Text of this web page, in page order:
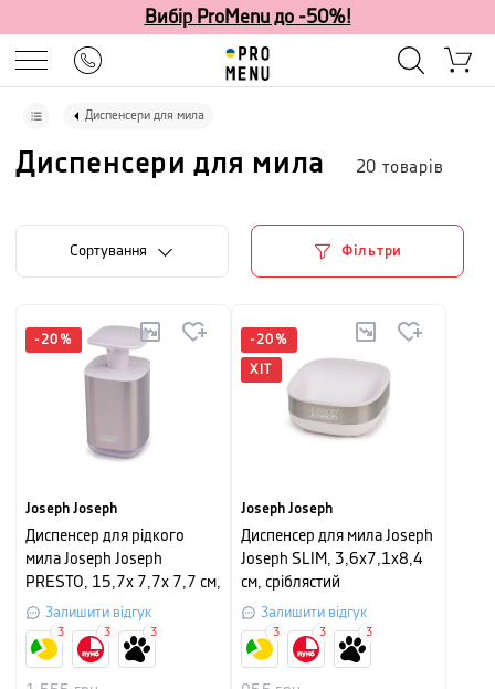
Вибір ProMenu до -50%!
Диспенсери для мила
Диспенсери для мила 20 товарів
Сортування Фільтри
-20 %
Joseph Joseph
Диспенсер для рідкого
мила Joseph Joseph
PRESTO, 15,7х 7,7х 7,7 см,
сріблястий з білим
Залишити відгук
3 3 3
-20 %
ХІТ
Joseph Joseph
Диспенсер для мила Joseph
Joseph SLIM, 3,6x7,1x8,4
см, сріблястий
Залишити відгук
3 3 3